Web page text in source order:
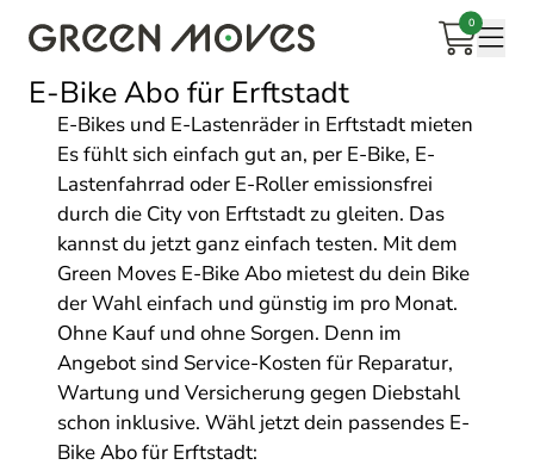
Warenkorb
0
E-Bike Abo für Erftstadt
E-Bikes und E-Lastenräder in Erftstadt mieten
Es fühlt sich einfach gut an, per E-Bike, E-
Lastenfahrrad oder E-Roller emissionsfrei
durch die City von Erftstadt zu gleiten. Das
kannst du jetzt ganz einfach testen. Mit dem
Green Moves E-Bike Abo mietest du dein Bike
der Wahl einfach und günstig im pro Monat.
Ohne Kauf und ohne Sorgen. Denn im
Angebot sind Service-Kosten für Reparatur,
Wartung und Versicherung gegen Diebstahl
schon inklusive. Wähl jetzt dein passendes E-
Bike Abo für Erftstadt: